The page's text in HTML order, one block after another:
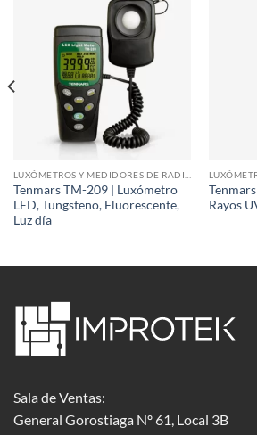
Tenmars TM-209 | Luxómetro
LED, Tungsteno, Fluorescente,
Luz día
Rayos
Sala de Ventas:
General Gorostiaga Nº 61, Local 3B